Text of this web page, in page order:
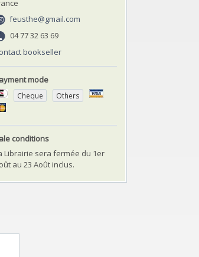
feusthe@gmail.com
04 77 32 63 69
bookseller
mode
Cheque Others
conditions
Librairie sera fermée du 1er
au 23 Août inclus.